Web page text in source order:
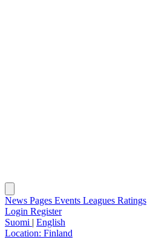
News Pages Events Leagues Ratings
Login Register
Suomi | English
Location: Finland